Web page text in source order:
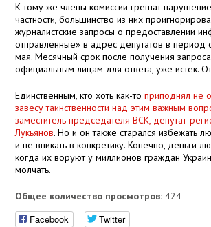
К тому же члены комиссии грешат
частности, большинство из них
журналистские запросы о предоставлении
отправленные» в адрес депутатов в период
мая. Месячный срок после получения
официальным лицам для ответа, уже истек.
Единственным, кто хоть как-топриподнял не
завесу таинственности над этим важным
заместитель председателя ВСК, депутат-
Лукьянов. Но и он также старался избежать
и не вникать в конкретику. Конечно, деньги
когда их воруют у миллионов граждан
молчать.
Общее количество просмотров: 424
Facebook Twitter